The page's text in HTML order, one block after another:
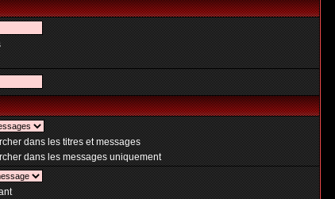
dans les titres et messages
dans les messages uniquement